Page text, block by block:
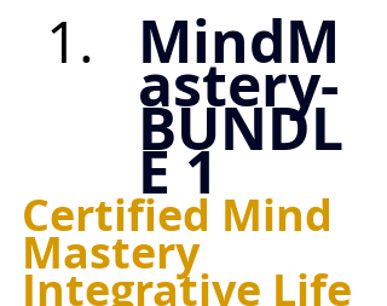
MindM
astery-
BUNDL
E 1
Certified Mind
Mastery
Integrative Life